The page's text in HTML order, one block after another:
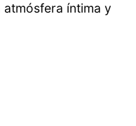
atmósfera íntima y